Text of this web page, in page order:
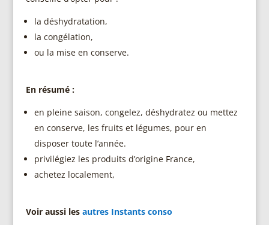
la déshydratation,
la congélation,
ou la mise en conserve.
En résumé :
en pleine saison, congelez, déshydratez ou mettez
en conserve, les fruits et légumes, pour en
disposer toute l’année.
privilégiez les produits d’origine France,
achetez localement,
Voir aussi les autres Instants conso